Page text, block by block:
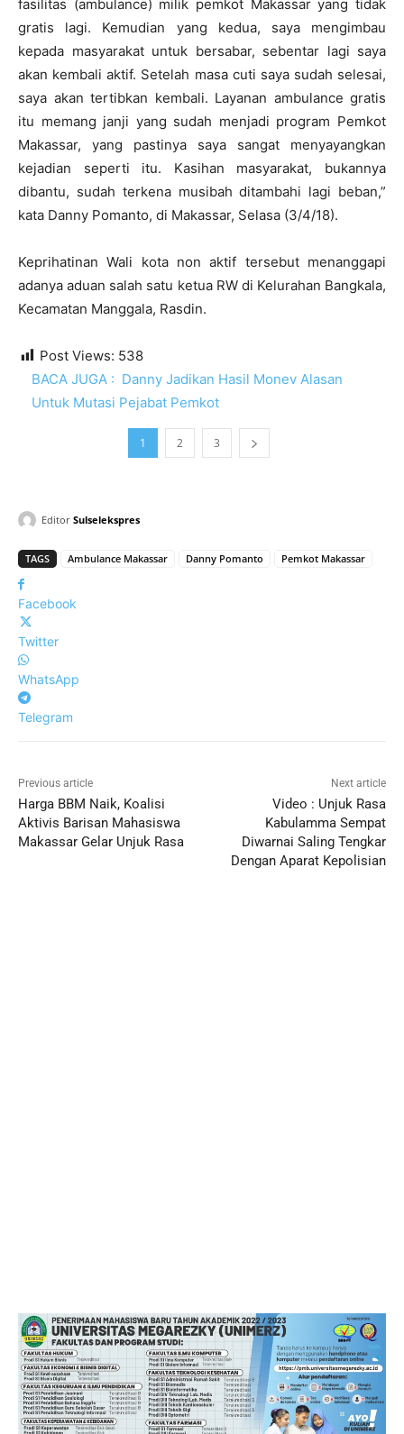
fasilitas (ambulance) milik pemkot Makassar yang tidak
gratis lagi. Kemudian yang kedua, saya mengimbau
kepada masyarakat untuk bersabar, sebentar lagi saya
akan kembali aktif. Setelah masa cuti saya sudah selesai,
saya akan tertibkan kembali. Layanan ambulance gratis
itu memang janji yang sudah menjadi program Pemkot
Makassar, yang pastinya saya sangat menyayangkan
kejadian seperti itu. Kasihan masyarakat, bukannya
dibantu, sudah terkena musibah ditambahi lagi beban,”
kata Danny Pomanto, di Makassar, Selasa (3/4/18).
Keprihatinan Wali kota non aktif tersebut menanggapi
adanya aduan salah satu ketua RW di Kelurahan Bangkala,
Kecamatan Manggala, Rasdin.
Post Views: 538
BACA JUGA : Danny Jadikan Hasil Monev Alasan
Untuk Mutasi Pejabat Pemkot
1 2 3
Editor Sulselekspres
TAGS Ambulance Makassar Danny Pomanto Pemkot Makassar
Facebook
Twitter
WhatsApp
Telegram
Previous article
Harga BBM Naik, Koalisi
Aktivis Barisan Mahasiswa
Makassar Gelar Unjuk Rasa
Next article
Video : Unjuk Rasa
Kabulamma Sempat
Diwarnai Saling Tengkar
Dengan Aparat Kepolisian